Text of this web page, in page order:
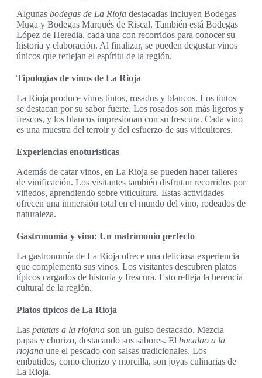
Algunas bodegas de La Rioja destacadas incluyen Bodegas
Muga y Bodegas Marqués de Riscal. También está Bodegas
López de Heredia, cada una con recorridos para conocer su
historia y elaboración. Al finalizar, se pueden degustar vinos
únicos que reflejan el espíritu de la región.
Tipologías de vinos de La Rioja
La Rioja produce vinos tintos, rosados y blancos. Los tintos
se destacan por su sabor fuerte. Los rosados son más ligeros y
frescos, y los blancos impresionan con su frescura. Cada vino
es una muestra del terroir y del esfuerzo de sus viticultores.
Experiencias enoturísticas
Además de catar vinos, en La Rioja se pueden hacer talleres
de vinificación. Los visitantes también disfrutan recorridos por
viñedos, aprendiendo sobre viticultura. Estas actividades
ofrecen una inmersión total en el mundo del vino, rodeados de
naturaleza.
Gastronomía y vino: Un matrimonio perfecto
La gastronomía de La Rioja ofrece una deliciosa experiencia
que complementa sus vinos. Los visitantes descubren platos
típicos cargados de historia y frescura. Esto refleja la herencia
cultural de la región.
Platos típicos de La Rioja
Las patatas a la riojana son un guiso destacado. Mezcla
papas y chorizo, destacando sus sabores. El bacalao a la
riojana une el pescado con salsas tradicionales. Los
embutidos, como chorizo y morcilla, son joyas culinarias de
La Rioja.